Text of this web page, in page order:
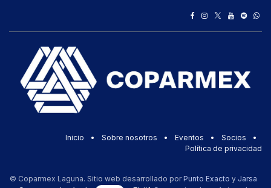
Inicio • Sobre nosotros • Eventos • Socios
•
Política de privacidad
© Coparmex Laguna. Sitio web desarrollado por Punto Exacto y Jarsa